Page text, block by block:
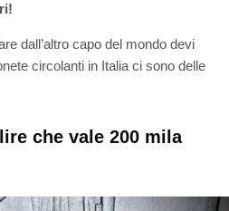
dall’altro capo del mondo devi
circolanti in Italia ci sono delle
che vale 200 mila